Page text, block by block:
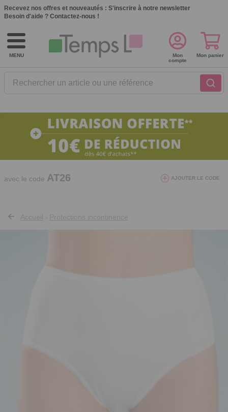
Recevez nos offres et nouveautés : S'inscrire à notre newsletter
Besoin d'aide ? Contactez-nous !
MENU
Rechercher un article ou une référence
Mon
compte
Mon panier
10€ de réduction dès 40€ d'achat. Offre
valable du 03/08/2026 au 12/08/2026.
avec le code AT26 AJOUTER LE CODE
Accueil Protections incontinence